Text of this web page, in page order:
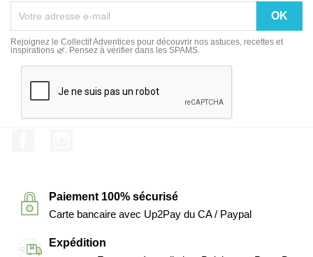
Rejoignez le Collectif Adventices pour découvrir nos astuces, recettes et
inspirations 🌿. Pensez à vérifier dans les SPAMS.
Paiement 100% sécurisé
Carte bancaire avec Up2Pay du CA / Paypal
Expédition